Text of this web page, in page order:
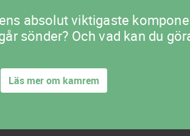
absolut viktigaste
sönder? Och vad kan du
Läs mer om kamrem